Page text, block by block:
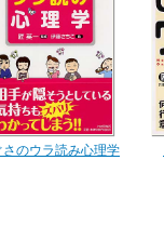
さのウラ読み心理学